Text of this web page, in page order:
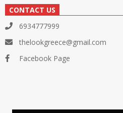
CONTACT US
6934777999
thelookgreece@gmail.com
Facebook Page